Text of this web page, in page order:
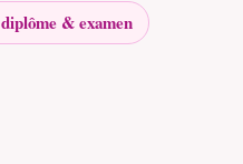
& examen